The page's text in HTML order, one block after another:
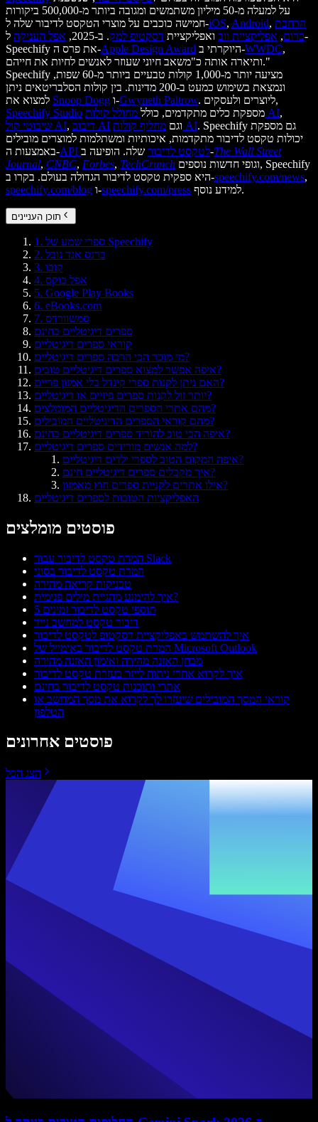
על למעלה מ-50 מיליון משתמשים ומגובה ביותר מ-500,000 ביקורות
חמישה כוכבים על מוצרי הטקסט לדיבור שלה ל-iOS, Android, הרחבת
כרום, אפליקציית ווב ואפליקציית דסקטופ למק. ב-2025, אפל העניקה ל-
Speechify את פרס ה-Apple Design Award היוקרתי ב-WWDC,
ותיארה אותה כ"משאב חיוני שעוזר לאנשים לחיות את חייהם."
Speechify מציעה יותר מ-1,000 קולות טבעיים ביותר מ-60 שפות,
ונמצאת בשימוש כמעט ב-200 מדינות. בין קולות הסלבריטאים ניתן
Snoop Dogg ו-Gwyneth Paltrow
. ליוצרים ולעסקים,
Speechify Studio
מספקת כלים מתקדמים, כולל מחולל קולות AI,
שיבוטי קול AI, דיבוב AI וגם מחליף קולות AI. Speechify גם מספקת
יכולות טקסט לדיבור מתקדמות, איכותיות ומשתלמות למוצרים מובילים
באמצעות ה-
API לטקסט לדיבורשלה. הופיעה ב-The Wall Street
Journal, CNBC, Forbes, TechCrunch
היא ספקית טקסט לדיבור הגדולה בעולם. בקרו ב-speechify.com/news,
speechify.com/blog ו-speechify.com/press למידע נוסף.
תוכן העניינים
1. ספרי שמע של Speechify
2. ברנס אנד נובל
3. קובו
4. אפל בוקס
5. Google Play Books
6. eBooks.com
7. סמשוורדס
ספרים דיגיטליים בחינם
קוראי ספרים דיגיטליים
מי מוכר הכי הרבה ספרים דיגיטליים?
איפה אפשר למצוא ספרים דיגיטליים טובים?
האם ניתן לקנות ספרי קינדל בלי אמזון פריים?
יותר זול לקנות ספרים פיזיים או דיגיטליים?
מהם אתרי הספרים הדיגיטליים המומלצים?
מהם קוראי הספרים הדיגיטליים המובילים?
איפה הכי טוב להוריד ספרים דיגיטליים בחינם?
למה אנשים מורידים ספרים דיגיטליים?
איפה המקום הטוב לספרי ילדים דיגיטליים?
איך מקבלים ספרים דיגיטליים חינם?
אילו אתרים לקניית ספרים חוץ מאמזון?
האפליקציות הטובות לספרים דיגיטליים
פוסטים מומלצים
המרת טקסט לדיבור עבור Slack
המרת טקסט לדיבור בסוני
טכניקות קריאה מהירה
איך להימנע מהגיית מילים פנימית?
5 תוספי טקסט לדיבור זמינים
דיבור טקסט למחשב נייד
איך להשתמש באפליקציית דסקטופ לטקסט לדיבור
המרת טקסט לדיבור באימייל של Microsoft Outlook
מבחן האזנה מהירה ואימון האזנה מהירה
איך לקרוא אחרי ניתוח לייזר בעזרת טקסט לדיבור
אתרי ותוכנות טקסט לדיבור בחינם
קוראי המסך המובילים שיעזרו לך לקרוא את מסך המחשב או
הטלפון
פוסטים אחרונים
הצג הכל